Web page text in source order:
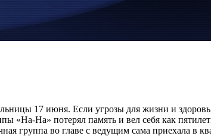
17 июня. Если угрозы для жизни и
«На-На» потерял память и вел себя как
во главе с ведущим сама приехала в